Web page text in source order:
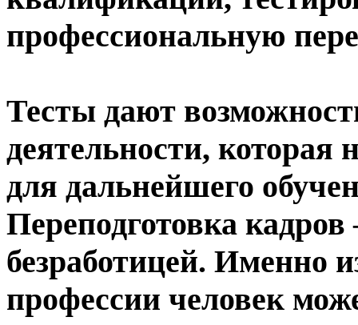
профессиональную
Тесты дают
деятельности, которая
для дальнейшего
Переподготовка
безработицей. Именно
профессии человек